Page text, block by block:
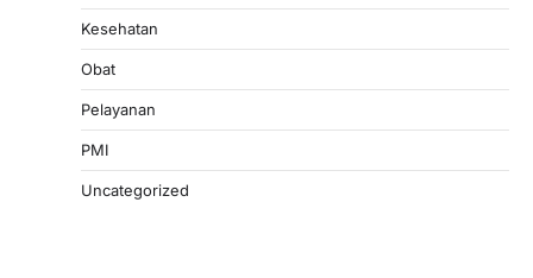
Kesehatan
Obat
Pelayanan
PMI
Uncategorized